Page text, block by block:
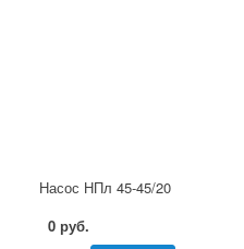
Насос НПл 45-45/20
0 руб.